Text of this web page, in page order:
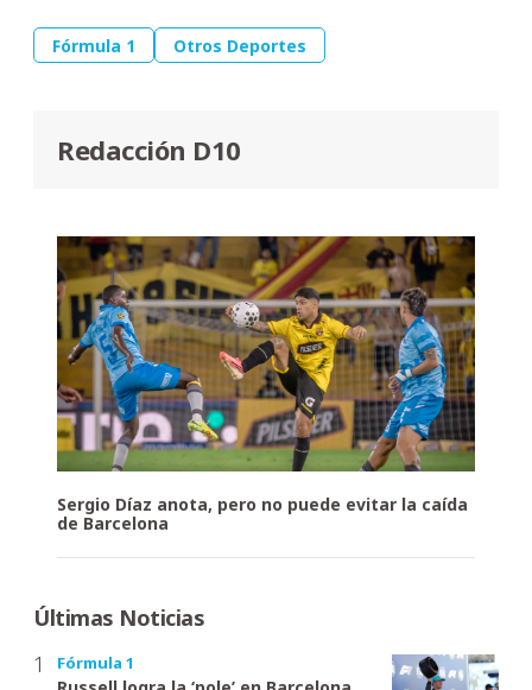
Fórmula 1 Otros Deportes
Redacción D10
Sergio Díaz anota, pero no puede evitar la caída
de Barcelona
Últimas Noticias
Fórmula 1